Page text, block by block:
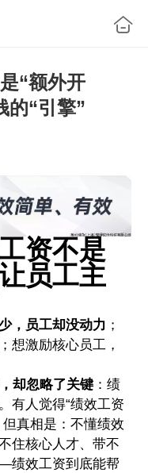
“额外开
的“引擎”
资不是
员工主
，员工却没动力 ；
想激励核心员工，
却忽略了关键：绩
有人觉得“绩效工资
真相是：不懂绩效
住核心人才、带不
绩效工资到底能帮